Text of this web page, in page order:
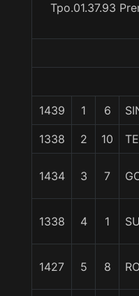
Tpo.01.37.93
1439 1 6
1338 2 10
1434 3 7
1338 4 1
1427 5 8